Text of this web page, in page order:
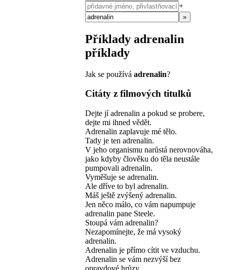
+
»
Příklady adrenalin
příklady
Jak se používá adrenalin?
Citáty z filmových titulků
Dejte jí adrenalin a pokud se probere,
dejte mi ihned vědět.
Adrenalin zaplavuje mé tělo.
Tady je ten adrenalin.
V jeho organismu narůstá nerovnováha,
jako kdyby člověku do těla neustále
pumpovali adrenalin.
Vyměšuje se adrenalin.
Ale dříve to byl adrenalin.
Máš ještě zvýšený adrenalin.
Jen něco málo, co vám napumpuje
adrenalin pane Steele.
Stoupá vám adrenalin?
Nezapomínejte, že má vysoký
adrenalin.
Adrenalin je přímo cítit ve vzduchu.
Adrenalin se vám nezvýší bez
opravdové hrůzy.